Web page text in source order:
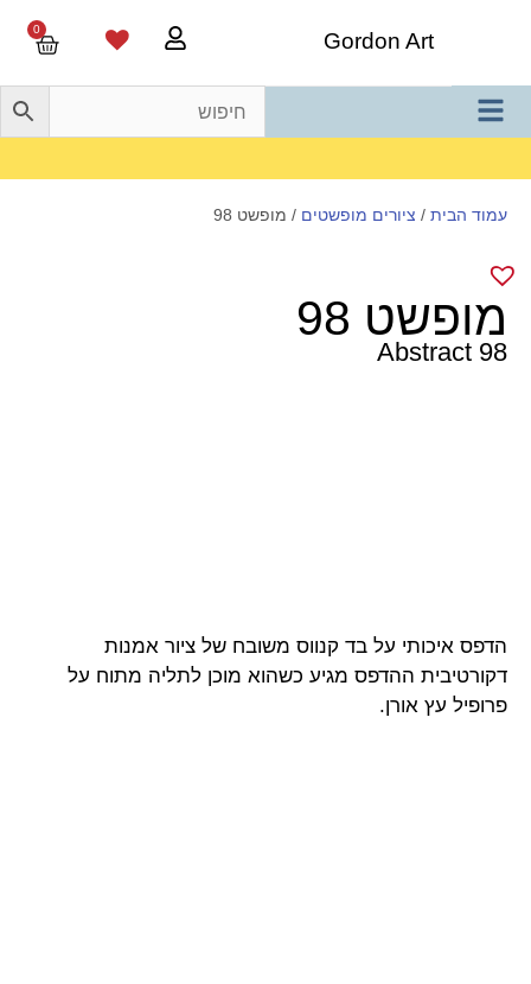
Gordon Art
0
עמוד הבית / ציורים מופשטים / מופשט 98
מופשט 98
Abstract 98
הדפס איכותי על בד קנווס משובח של ציור אמנות
דקורטיבית ההדפס מגיע כשהוא מוכן לתליה מתוח על
פרופיל עץ אורן.